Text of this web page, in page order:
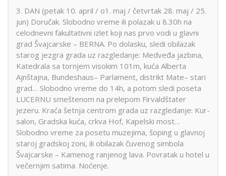
3. DAN (petak 10. april / o1. maj / četvrtak 28. maj / 25.
jun) Doručak. Slobodno vreme ili polazak u 8.30h na
celodnevni fakultativni izlet koji nas prvo vodi u glavni
grad Švajcarske – BERNA. Po dolasku, sledi obilazak
starog jezgra grada uz razgledanje: Medveđa jazbina,
Katedrala sa tornjem visokim 101m, kuća Alberta
Ajnštajna, Bundeshaus– Parlament, distrikt Mate– stari
grad… Slobodno vreme do 14h, a potom sledi poseta
LUCERNU smeštenom na prelepom Firvaldštater
jezeru. Kraća šetnja centrom grada uz razgledanje: Kur-
salon, Gradska kuća, crkva Hof, Kapelski most…
Slobodno vreme za posetu muzejima, šoping u glavnoj
staroj gradskoj zoni, ili obilazak čuvenog simbola
Švajcarske – Kamenog ranjenog lava. Povratak u hotel u
večernjim satima. Noćenje.